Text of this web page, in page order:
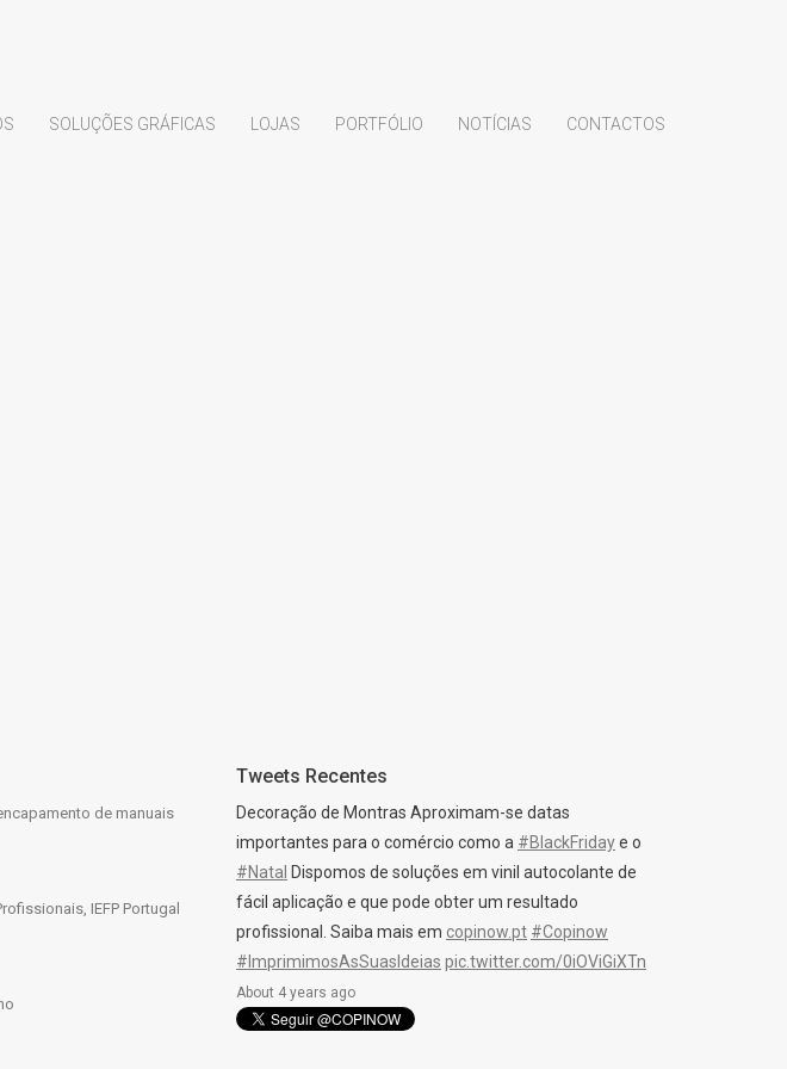
SOLUÇÕES GRÁFICAS LOJAS PORTFÓLIO NOTÍCIAS CONTACTOS
de manuais
IEFP Portugal
Tweets Recentes
Decoração de Montras Aproximam-se datas
importantes para o comércio como a #BlackFridaye o
#Natal Dispomos de soluções em vinil autocolante de
fácil aplicação e que pode obter um resultado
profissional. Saiba mais em copinow.pt #Copinow
#ImprimimosAsSuasIdeias pic.twitter.com/0iOViGiXTn
About 4 years ago